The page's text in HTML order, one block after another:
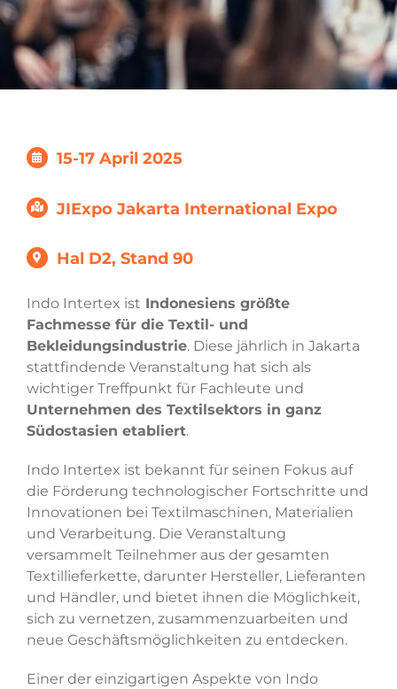
15-17 April 2025
JIExpo Jakarta International Expo
Hal D2, Stand 90
Indo Intertex ist Indonesiens größte
Fachmesse für die Textil- und
Bekleidungsindustrie. Diese jährlich in Jakarta
stattfindende Veranstaltung hat sich als
wichtiger Treffpunkt für Fachleute und
Unternehmen des Textilsektors in ganz
Südostasien etabliert.
Indo Intertex ist bekannt für seinen Fokus auf
die Förderung technologischer Fortschritte und
Innovationen bei Textilmaschinen, Materialien
und Verarbeitung. Die Veranstaltung
versammelt Teilnehmer aus der gesamten
Textillieferkette, darunter Hersteller, Lieferanten
und Händler, und bietet ihnen die Möglichkeit,
sich zu vernetzen, zusammenzuarbeiten und
neue Geschäftsmöglichkeiten zu entdecken.
Einer der einzigartigen Aspekte von Indo